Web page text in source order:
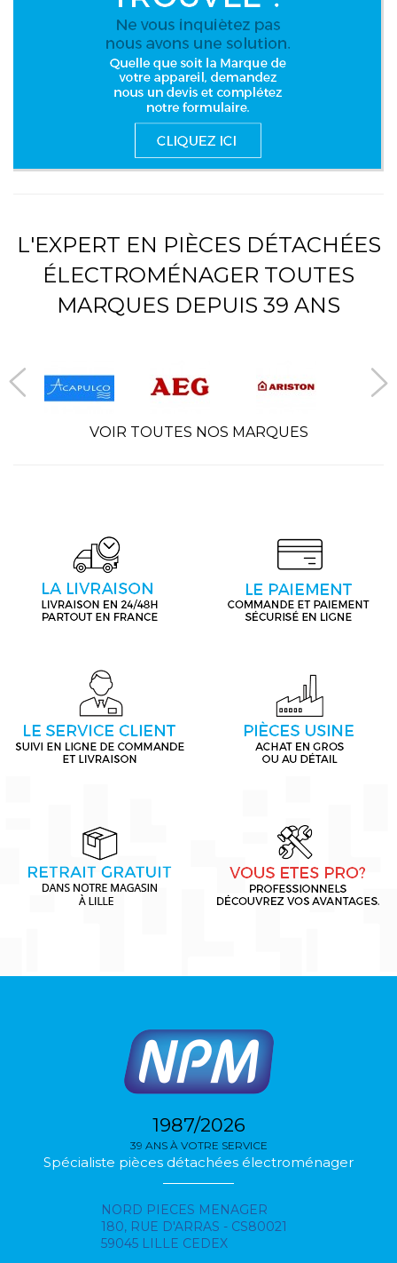
L'EXPERT EN PIÈCES DÉTACHÉES
ÉLECTROMÉNAGER TOUTES
MARQUES DEPUIS 39 ANS
VOIR TOUTES NOS MARQUES
1987/2026
39 ANS À VOTRE SERVICE
Spécialiste pièces détachées électroménager
NORD PIECES MENAGER
180, RUE D'ARRAS - CS80021
59045 LILLE CEDEX